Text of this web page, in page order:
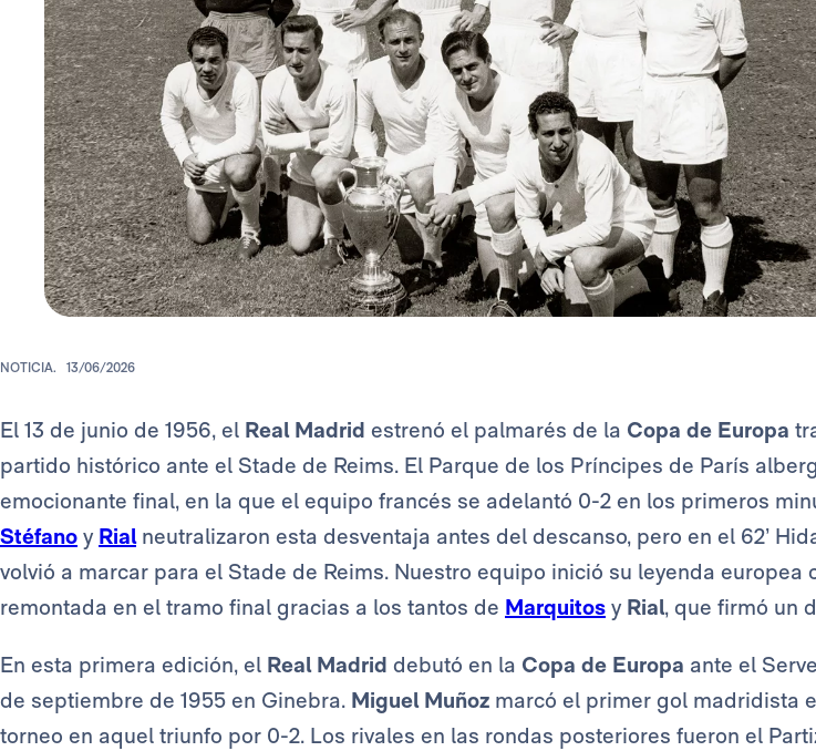
NOTICIA. 13/06/2026
El 13 de junio de 1956, el Real Madrid estrenó el palmarés de la Copa de Europa
partido histórico ante el Stade de Reims. El Parque de los Príncipes de París
emocionante final, en la que el equipo francés se adelantó 0-2 en los primeros
Stéfano y Rial neutralizaron esta desventaja antes del descanso, pero en el 62’
volvió a marcar para el Stade de Reims. Nuestro equipo inició su leyenda europea
remontada en el tramo final gracias a los tantos de Marquitos y Rial, que firmó un
En esta primera edición, el Real Madrid debutó en la Copa de Europa ante el
de septiembre de 1955 en Ginebra. Miguel Muñoz marcó el primer gol madridista
torneo en aquel triunfo por 0-2. Los rivales en las rondas posteriores fueron el